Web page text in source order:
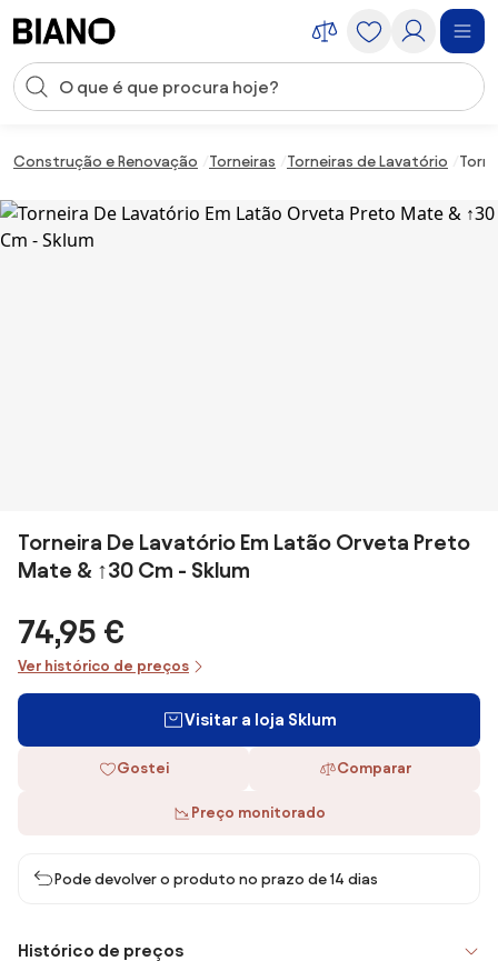
Entrada de pesquisa
Construção e Renovação Torneiras Torneiras de Lavatório
Torneira De Lavatório Em Latão Orveta Preto
Mate & ↑30 Cm - Sklum
74,95 €
Ver histórico de preços
Visitar a loja Sklum
Gostei Comparar
Preço monitorado
Pode devolver o produto no prazo de 14 dias
Histórico de preços